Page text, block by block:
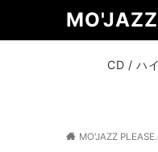
CD / ハ
MO'JAZZ